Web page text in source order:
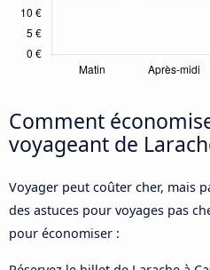
Comment
voyageant de
Voyager peut coûter cher, mais
des astuces pour voyages pas
pour économiser :